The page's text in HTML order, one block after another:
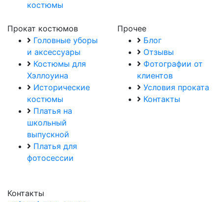
костюмы
Прокат костюмов
Головные уборы
и аксессуары
Костюмы для
Хэллоуина
Исторические
костюмы
Платья на
школьный
выпускной
Платья для
фотосессии
Прочее
Блог
Отзывы
Фотографии от
клиентов
Условия проката
Контакты
Контакты